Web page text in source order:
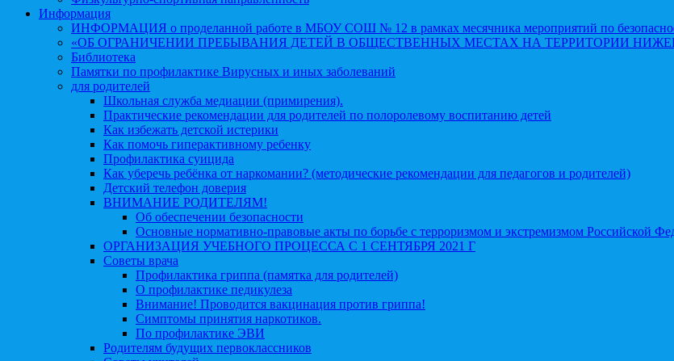
Информация
ИНФОРМАЦИЯ о проделанной работе в МБОУ СОШ № 12 в рамках месячника мероприятий по
«ОБ ОГРАНИЧЕНИИ ПРЕБЫВАНИЯ ДЕТЕЙ В ОБЩЕСТВЕННЫХ МЕСТАХ НА ТЕРРИТОРИИ
Библиотека
Памятки по профилактике Вирусных и иных заболеваний
для родителей
Школьная служба медиации (примирения).
Практические рекомендации для родителей по полоролевому воспитанию детей
Как избежать детской истерики
Как помочь гиперактивному ребенку
Профилактика суицида
Как уберечь ребёнка от наркомании? (методические рекомендации для педагогов и родителей)
Детский телефон доверия
ВНИМАНИЕ РОДИТЕЛЯМ!
Об обеспечении безопасности
Основные нормативно-правовые акты по борьбе с терроризмом и экстремизмом Российской
ОРГАНИЗАЦИЯ УЧЕБНОГО ПРОЦЕССА С 1 СЕНТЯБРЯ 2021 Г
Советы врача
Профилактика гриппа (памятка для родителей)
О профилактике педикулеза
Внимание! Проводится вакцинация против гриппа!
Симптомы принятия наркотиков.
По профилактике ЭВИ
Родителям будущих первоклассников